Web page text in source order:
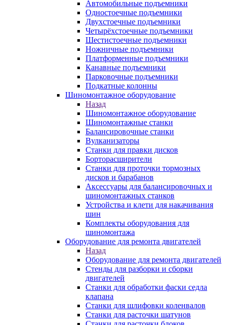
Автомобильные подъемники
Одностоечные подъемники
Двухстоечные подъемники
Четырёхстоечные подъемники
Шестистоечные подъемники
Ножничные подъемники
Платформенные подъемники
Канавные подъемники
Парковочные подъемники
Подкатные колонны
Шиномонтажное оборудование
Назад
Шиномонтажное оборудование
Шиномонтажные станки
Балансировочные станки
Вулканизаторы
Станки для правки дисков
Борторасширители
Станки для проточки тормозных
дисков и барабанов
Аксессуары для балансировочных и
шиномонтажных станков
Устройства и клети для накачивания
шин
Комплекты оборудования для
шиномонтажа
Оборудование для ремонта двигателей
Назад
Оборудование для ремонта двигателей
Стенды для разборки и сборки
двигателей
Станки для обработки фаски седла
клапана
Станки для шлифовки коленвалов
Станки для расточки шатунов